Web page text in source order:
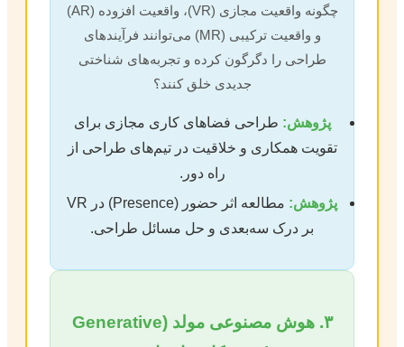
چگونه واقعیت مجازی (VR)، واقعیت افزوده (AR)
و واقعیت ترکیبی (MR) می‌توانند فرآیندهای
طراحی را دگرگون کرده و تجربه‌های شناختی
جدیدی خلق کنند؟
پژوهش: طراحی فضاهای کاری مجازی برای
تقویت همکاری و خلاقیت در تیم‌های طراحی از
راه دور.
پژوهش:
مطالعه اثر حضور (Presence) در VR
بر درک سه‌بعدی و حل مسائل طراحی.
۳. هوش مصنوعی مولد (Generative